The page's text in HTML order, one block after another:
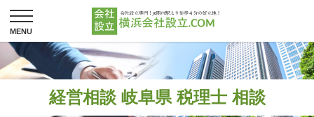
経営相談 岐阜県 税理士 相談